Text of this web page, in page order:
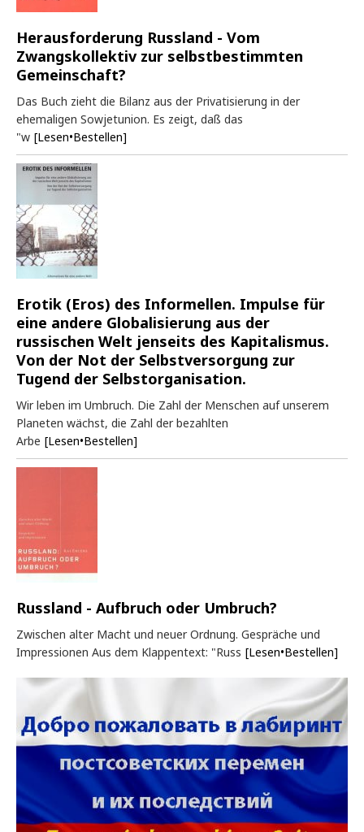
Herausforderung Russland - Vom
Zwangskollektiv zur selbstbestimmten
Gemeinschaft?
Das Buch zieht die Bilanz aus der Privatisierung in der
ehemaligen Sowjetunion. Es zeigt, daß das
"w [Lesen•Bestellen]
Erotik (Eros) des Informellen. Impulse für
eine andere Globalisierung aus der
russischen Welt jenseits des Kapitalismus.
Von der Not der Selbstversorgung zur
Tugend der Selbstorganisation.
Wir leben im Umbruch. Die Zahl der Menschen auf unserem
Planeten wächst, die Zahl der bezahlten
Arbe [Lesen•Bestellen]
Russland - Aufbruch oder Umbruch?
Zwischen alter Macht und neuer Ordnung. Gespräche und
Impressionen Aus dem Klappentext: "Russ [Lesen•Bestellen]